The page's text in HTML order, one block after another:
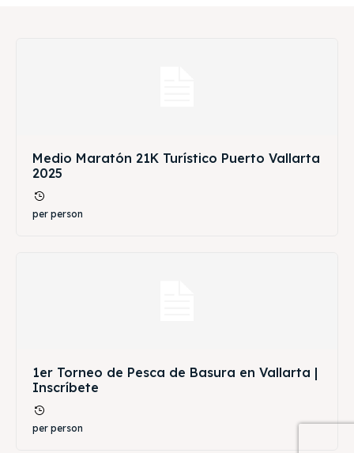
Medio Maratón 21K Turístico Puerto Vallarta
2025
per person
1er Torneo de Pesca de Basura en Vallarta |
Inscríbete
per person